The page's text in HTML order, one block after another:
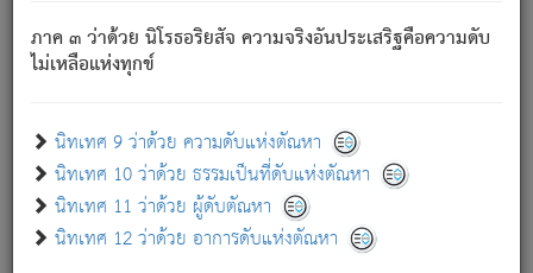
ภาค ๓ ว่าด้วย นิโรธอริยสัจ ความจริงอันประเสริฐคือความดับ
ไม่เหลือแห่งทุกข์
นิทเทศ 9 ว่าด้วย ความดับแห่งตัณหา
นิทเทศ 10 ว่าด้วย ธรรมเป็นที่ดับแห่งตัณหา
นิทเทศ 11 ว่าด้วย ผู้ดับตัณหา
นิทเทศ 12 ว่าด้วย อาการดับแห่งตัณหา
ภิกษุนั้น เป็นผู้ครอบงำมารได้แล้ว ชนะสงครามแล้ว ก้าวล่วง
ภพทั้งหลายทั้งปวงได้แล้ว เป็นผู้คงที่ (คือไม่เปลี่ยนแปลงอีกต่อ
- อุ.ขุ. ๒๕/๑๒๑/๘๔.
(ข้อความนี้ เป็นพระพุทธอุทานที่ทรงเปล่งออก ที่โคนต้นโพธิ์
เป็นที่ตรัสรู้ เมื่อตรัสรู้แล้วได้ 7 วัน)